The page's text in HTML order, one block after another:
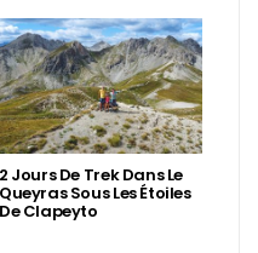
2 Jours De Trek Dans Le
Queyras Sous Les Étoiles
De Clapeyto